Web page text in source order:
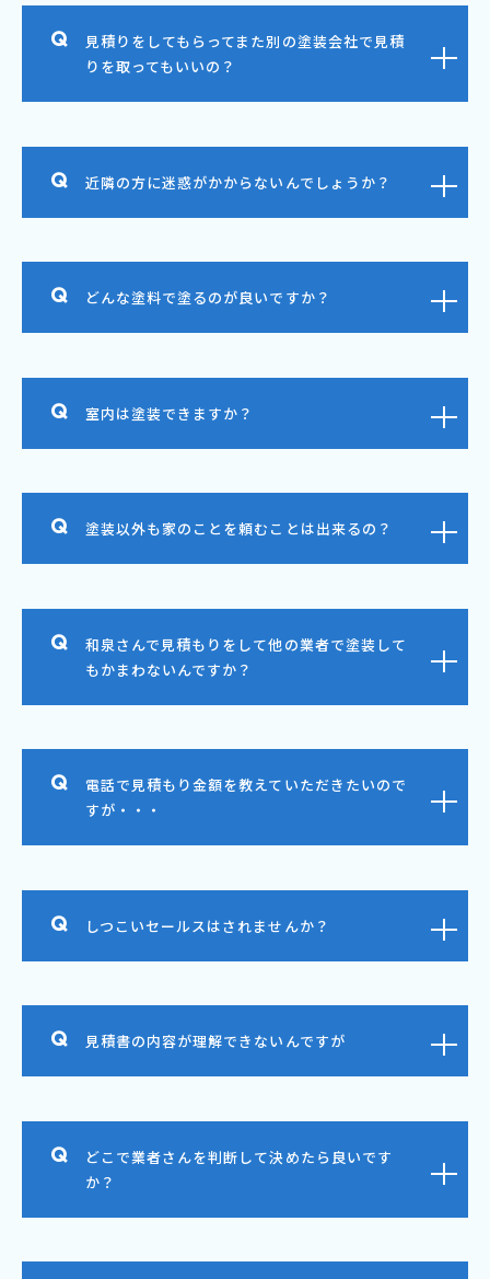
見積りをしてもらってまた別の塗装会社で見積
りを取ってもいいの？
近隣の方に迷惑がかからないんでしょうか？
どんな塗料で塗るのが良いですか？
室内は塗装できますか？
塗装以外も家のことを頼むことは出来るの？
和泉さんで見積もりをして他の業者で塗装して
もかまわないんですか？
電話で見積もり金額を教えていただきたいので
すが・・・
しつこいセールスはされませんか？
見積書の内容が理解できないんですが
どこで業者さんを判断して決めたら良いです
か？